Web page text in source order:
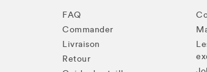
FAQ
Commander
Livraison
Retour